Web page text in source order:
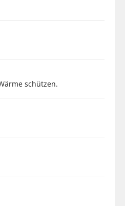
schützen.